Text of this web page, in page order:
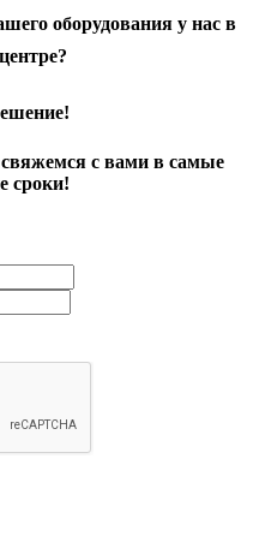
оборудования у нас в
с вами в самые
сроки!